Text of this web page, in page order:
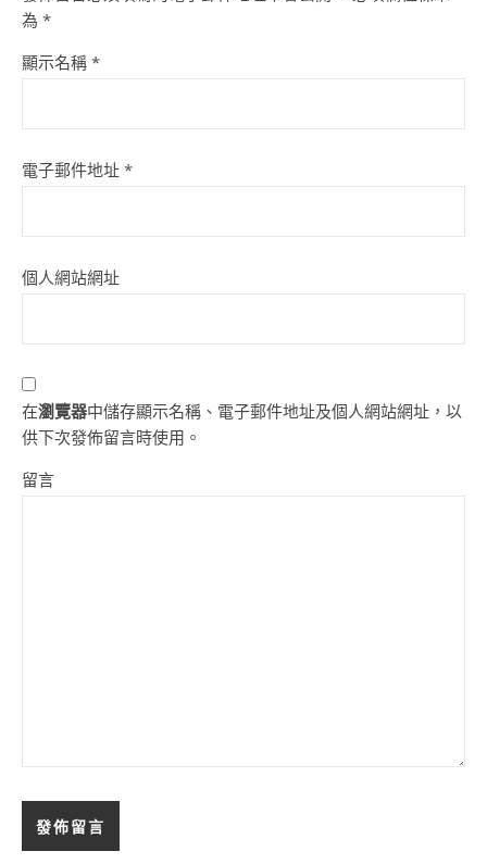
為 *
顯示名稱 *
電子郵件地址 *
個人網站網址
在瀏覽器中儲存顯示名稱、電子郵件地址及個人網站網址，以
供下次發佈留言時使用。
留言